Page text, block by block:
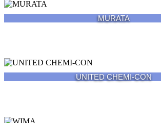
MURATA
UNITED CHEMI-CON